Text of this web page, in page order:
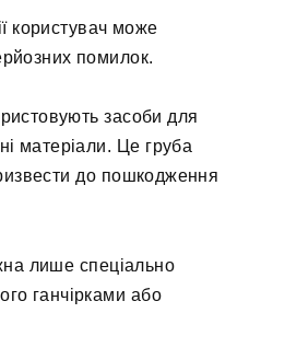
користувач може
помилок.
засоби для
матеріали. Це груба
до пошкодження
лише спеціально
ганчірками або